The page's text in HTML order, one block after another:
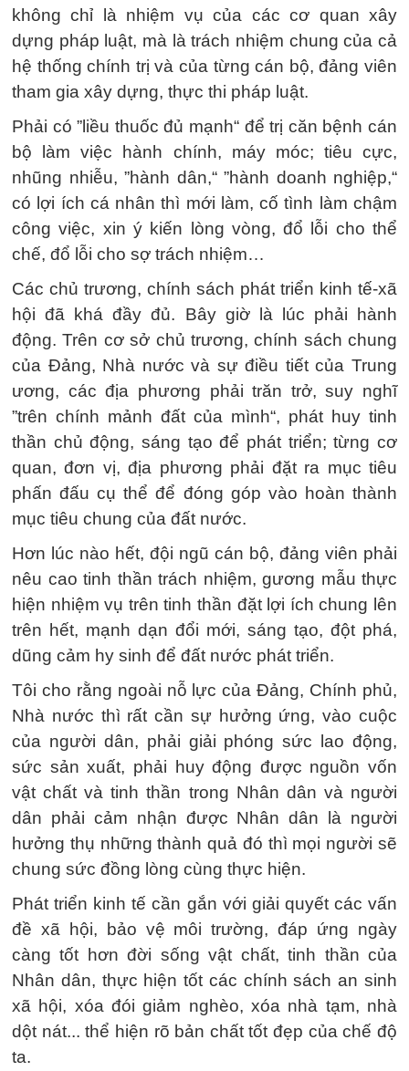
không chỉ là nhiệm vụ của các cơ quan xây
dựng pháp luật, mà là trách nhiệm chung của cả
hệ thống chính trị và của từng cán bộ, đảng viên
tham gia xây dựng, thực thi pháp luật.
Phải có ”liều thuốc đủ mạnh“ để trị căn bệnh cán
bộ làm việc hành chính, máy móc; tiêu cực,
nhũng nhiễu, ”hành dân,“ ”hành doanh nghiệp,“
có lợi ích cá nhân thì mới làm, cố tình làm chậm
công việc, xin ý kiến lòng vòng, đổ lỗi cho thể
chế, đổ lỗi cho sợ trách nhiệm…
Các chủ trương, chính sách phát triển kinh tế-xã
hội đã khá đầy đủ. Bây giờ là lúc phải hành
động. Trên cơ sở chủ trương, chính sách chung
của Đảng, Nhà nước và sự điều tiết của Trung
ương, các địa phương phải trăn trở, suy nghĩ
”trên chính mảnh đất của mình“, phát huy tinh
thần chủ động, sáng tạo để phát triển; từng cơ
quan, đơn vị, địa phương phải đặt ra mục tiêu
phấn đấu cụ thể để đóng góp vào hoàn thành
mục tiêu chung của đất nước.
Hơn lúc nào hết, đội ngũ cán bộ, đảng viên phải
nêu cao tinh thần trách nhiệm, gương mẫu thực
hiện nhiệm vụ trên tinh thần đặt lợi ích chung lên
trên hết, mạnh dạn đổi mới, sáng tạo, đột phá,
dũng cảm hy sinh để đất nước phát triển.
Tôi cho rằng ngoài nỗ lực của Đảng, Chính phủ,
Nhà nước thì rất cần sự hưởng ứng, vào cuộc
của người dân, phải giải phóng sức lao động,
sức sản xuất, phải huy động được nguồn vốn
vật chất và tinh thần trong Nhân dân và người
dân phải cảm nhận được Nhân dân là người
hưởng thụ những thành quả đó thì mọi người sẽ
chung sức đồng lòng cùng thực hiện.
Phát triển kinh tế cần gắn với giải quyết các vấn
đề xã hội, bảo vệ môi trường, đáp ứng ngày
càng tốt hơn đời sống vật chất, tinh thần của
Nhân dân, thực hiện tốt các chính sách an sinh
xã hội, xóa đói giảm nghèo, xóa nhà tạm, nhà
dột nát... thể hiện rõ bản chất tốt đẹp của chế độ
ta.